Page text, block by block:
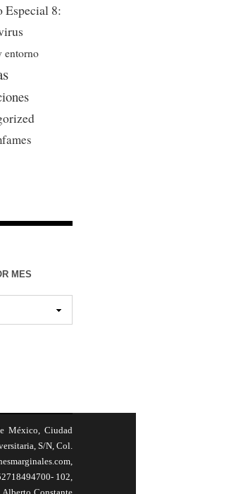
Especial 8:
entorno
MES
México, Ciudad
S/N, Col.
102,